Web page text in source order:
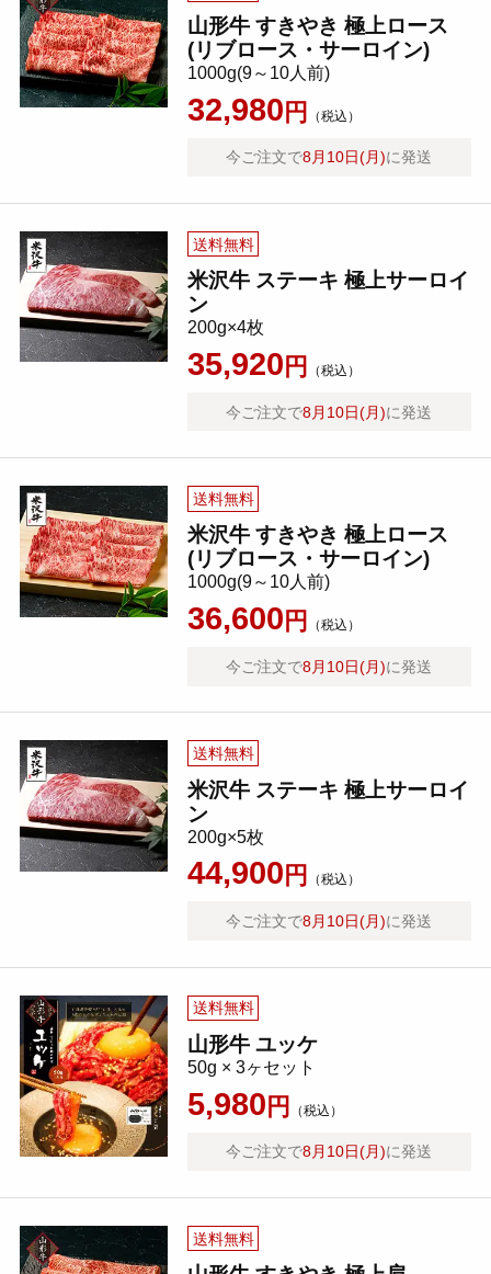
山形牛 すきやき 極上ロース
(リブロース・サーロイン)
1000g(9～10人前)
32,980 円 （税込）
今ご注文で8月10日(月)に発送
送料無料
米沢牛 ステーキ 極上サーロイ
ン
200g×4枚
35,920 円 （税込）
今ご注文で8月10日(月)に発送
送料無料
米沢牛 すきやき 極上ロース
(リブロース・サーロイン)
1000g(9～10人前)
36,600 円 （税込）
今ご注文で8月10日(月)に発送
送料無料
米沢牛 ステーキ 極上サーロイ
ン
200g×5枚
44,900 円 （税込）
今ご注文で8月10日(月)に発送
送料無料
山形牛 ユッケ
50g × 3ヶセット
5,980 円 （税込）
今ご注文で8月10日(月)に発送
送料無料